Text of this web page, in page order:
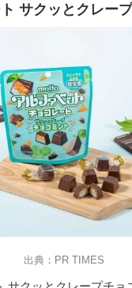
サクッとクレー
出典：PR TIMES